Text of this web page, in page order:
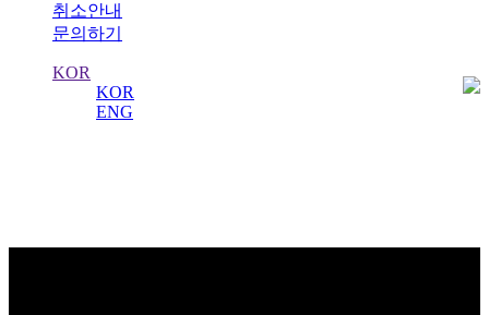
취소안내
문의하기
KOR
KOR
ENG